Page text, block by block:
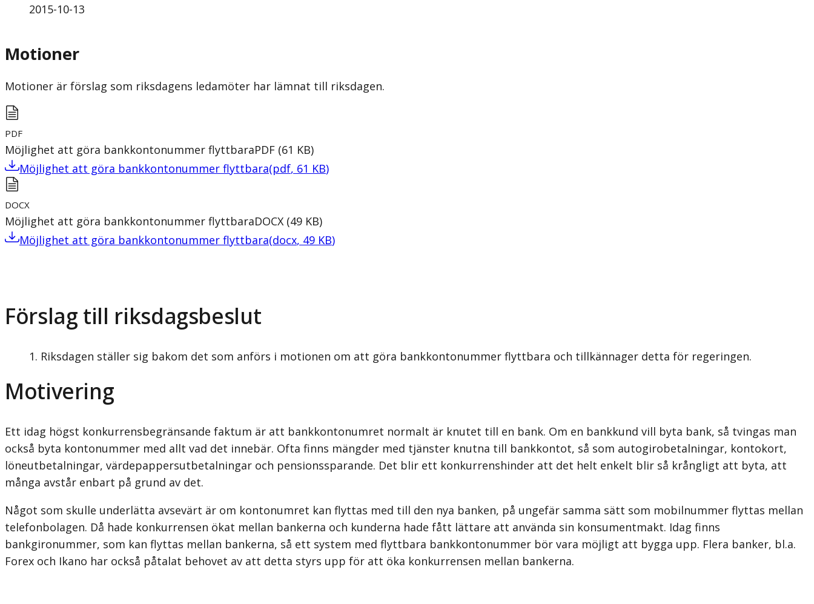
2015-10-13
Motioner
Motioner är förslag som riksdagens ledamöter har lämnat till riksdagen.
PDF
Möjlighet att göra bankkontonummer flyttbaraPDF (61 KB)
Möjlighet att göra bankkontonummer flyttbara(pdf, 61 KB)
DOCX
Möjlighet att göra bankkontonummer flyttbaraDOCX (49 KB)
Möjlighet att göra bankkontonummer flyttbara(docx, 49 KB)
Förslag till riksdagsbeslut
Riksdagen ställer sig bakom det som anförs i motionen om att göra bankkontonummer flyttbara och tillkännager detta för regeringen.
Motivering
Ett idag högst konkurrensbegränsande faktum är att bankkontonumret normalt är knutet till en bank. Om en bankkund vill byta bank, så tvingas man
också byta kontonummer med allt vad det innebär. Ofta finns mängder med tjänster knutna till bankkontot, så som autogirobetalningar, kontokort,
löneutbetalningar, värdepappersutbetalningar och pensionssparande. Det blir ett konkurrenshinder att det helt enkelt blir så krångligt att byta, att
många avstår enbart på grund av det.
Något som skulle underlätta avsevärt är om kontonumret kan flyttas med till den nya banken, på ungefär samma sätt som mobilnummer flyttas mellan
telefonbolagen. Då hade konkurrensen ökat mellan bankerna och kunderna hade fått lättare att använda sin konsumentmakt. Idag finns
bankgironummer, som kan flyttas mellan bankerna, så ett system med flyttbara bankkontonummer bör vara möjligt att bygga upp. Flera banker, bl.a.
Forex och Ikano har också påtalat behovet av att detta styrs upp för att öka konkurrensen mellan bankerna.